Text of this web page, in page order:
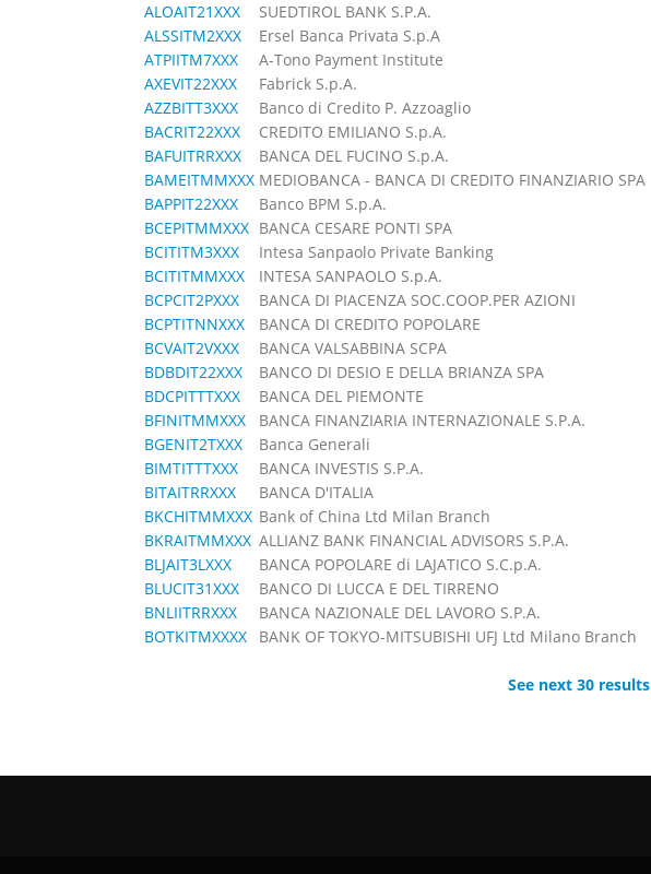
ALOAIT21XXX
SUEDTIROL BANK S.P.A.
ALSSITM2XXX
Ersel Banca Privata S.p.A
ATPIITM7XXX
A-Tono Payment Institute
AXEVIT22XXX
Fabrick S.p.A.
AZZBITT3XXX
Banco di Credito P. Azzoaglio
BACRIT22XXX
CREDITO EMILIANO S.p.A.
BAFUITRRXXX
BANCA DEL FUCINO S.p.A.
BAMEITMMXXX MEDIOBANCA - BANCA DI CREDITO FINANZIARIO SPA
BAPPIT22XXX
Banco BPM S.p.A.
BCEPITMMXXX BANCA CESARE PONTI SPA
BCITITM3XXX
Intesa Sanpaolo Private Banking
BCITITMMXXX
INTESA SANPAOLO S.p.A.
BCPCIT2PXXX
BANCA DI PIACENZA SOC.COOP.PER AZIONI
BCPTITNNXXX
BANCA DI CREDITO POPOLARE
BCVAIT2VXXX
BANCA VALSABBINA SCPA
BDBDIT22XXX
BANCO DI DESIO E DELLA BRIANZA SPA
BDCPITTTXXX
BANCA DEL PIEMONTE
BFINITMMXXX
BANCA FINANZIARIA INTERNAZIONALE S.P.A.
BGENIT2TXXX
Banca Generali
BIMTITTTXXX
BANCA INVESTIS S.P.A.
BITAITRRXXX
BANCA D'ITALIA
BKCHITMMXXX Bank of China Ltd Milan Branch
BKRAITMMXXX ALLIANZ BANK FINANCIAL ADVISORS S.P.A.
BLJAIT3LXXX
BANCA POPOLARE di LAJATICO S.C.p.A.
BLUCIT31XXX
BANCO DI LUCCA E DEL TIRRENO
BNLIITRRXXX
BANCA NAZIONALE DEL LAVORO S.P.A.
BOTKITMXXXX
BANK OF TOKYO-MITSUBISHI UFJ Ltd Milano Branch
See next 30 results